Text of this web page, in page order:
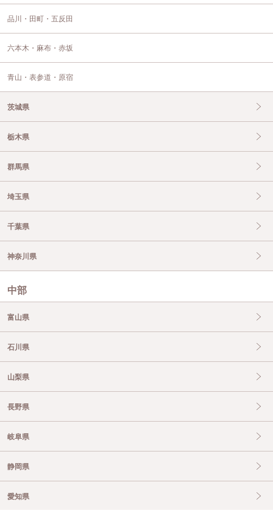
品川・田町・五反田
六本木・麻布・赤坂
青山・表参道・原宿
茨城県
栃木県
群馬県
埼玉県
千葉県
神奈川県
中部
富山県
石川県
山梨県
長野県
岐阜県
静岡県
愛知県